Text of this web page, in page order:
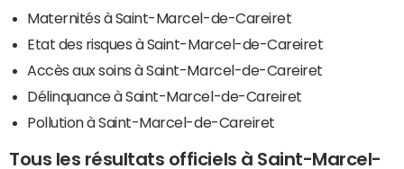
Maternités à Saint-Marcel-de-Careiret
Etat des risques à Saint-Marcel-de-Careiret
Accès aux soins à Saint-Marcel-de-Careiret
Délinquance à Saint-Marcel-de-Careiret
Pollution à Saint-Marcel-de-Careiret
Tous les résultats officiels à Saint-Marcel-